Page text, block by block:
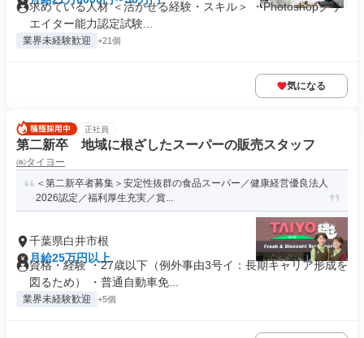
求めている人材 ＜活かせる経験・スキル＞ ・Photoshopクリ
エイター能力認定試験...
業界未経験歓迎 +21個
気になる
正社員
第二新卒 地域に根ざしたスーパーの販売スタッフ
㈱タイヨー
＜第二新卒者募集＞安定性抜群の食品スーパー／健康経営優良法人
2026認定／福利厚生充実／賞...
千葉県白井市根
月給25万円以上
資格・経験 ・27歳以下（例外事由3号イ：長期キャリア形成を
図るため） ・普通自動車免...
業界未経験歓迎 +5個